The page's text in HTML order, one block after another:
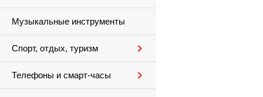
Музыкальные инструменты
Спорт, отдых, туризм
Телефоны и смарт-часы